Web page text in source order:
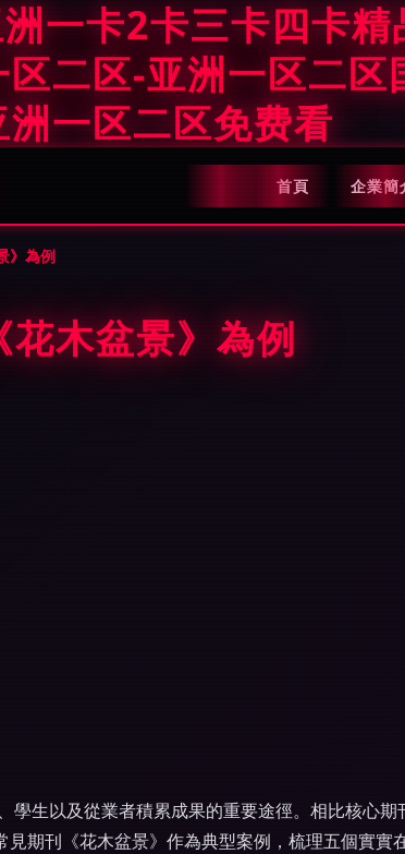
一卡2卡三卡四卡
二区-亚洲一区二
一区二区免费看
首頁 企業簡
》為例
木盆景》為例
學生以及從業者積累成果的重要途徑。相比核心
見期刊《花木盆景》作為典型案例，梳理五個實